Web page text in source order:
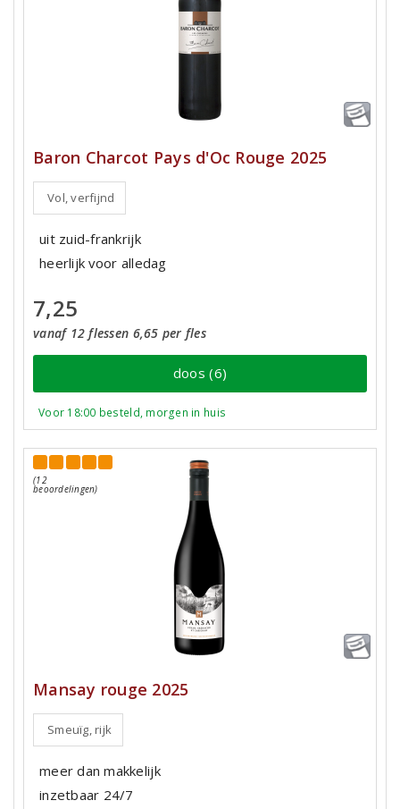
Baron Charcot Pays d'Oc Rouge 2025
Vol, verfijnd
uit zuid-frankrijk
heerlijk voor alledag
7,25
vanaf 12 flessen 6,65 per fles
doos (6)
Voor 18:00 besteld, morgen in huis
(12
beoordelingen)
Mansay rouge 2025
Smeuïg, rijk
meer dan makkelijk
inzetbaar 24/7